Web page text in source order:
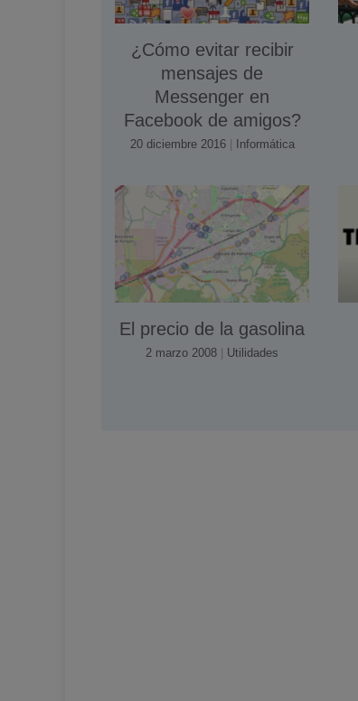
¿Cómo evitar recibir
mensajes de
Messenger en
Facebook de amigos?
20 diciembre 2016 Informática
El precio de la gasolina
2 marzo 2008 | Utilidades